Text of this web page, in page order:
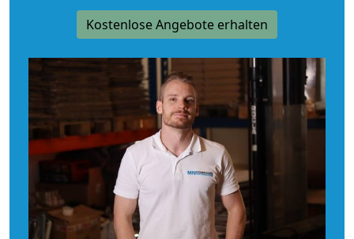
Kostenlose Angebote erhalten